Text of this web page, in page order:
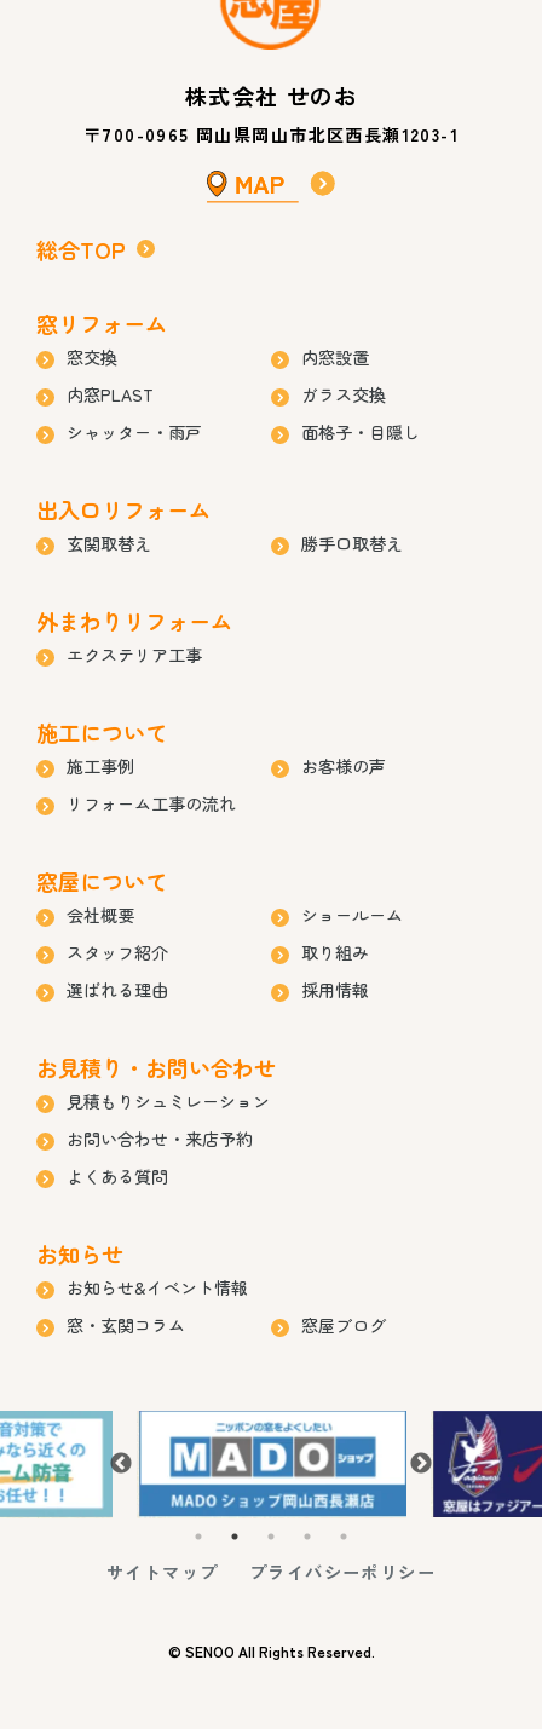
株式会社 せのお
〒700-0965 岡山県岡山市北区西長瀬1203-1
総合TOP
窓リフォーム
窓交換
内窓設置
内窓PLAST
ガラス交換
シャッター・雨戸
面格子・目隠し
出入口リフォーム
玄関取替え 勝手口取替え
外まわりリフォーム
エクステリア工事
施工について
施工事例
お客様の声
リフォーム工事の流れ
窓屋について
会社概要
ショールーム
スタッフ紹介
取り組み
選ばれる理由
採用情報
お見積り・お問い合わせ
見積もりシュミレーション
お問い合わせ・来店予約
よくある質問
お知らせ
お知らせ&イベント情報
窓・玄関コラム
窓屋ブログ
サイトマップ プライバシーポリシー
© SENOO All Rights Reserved.